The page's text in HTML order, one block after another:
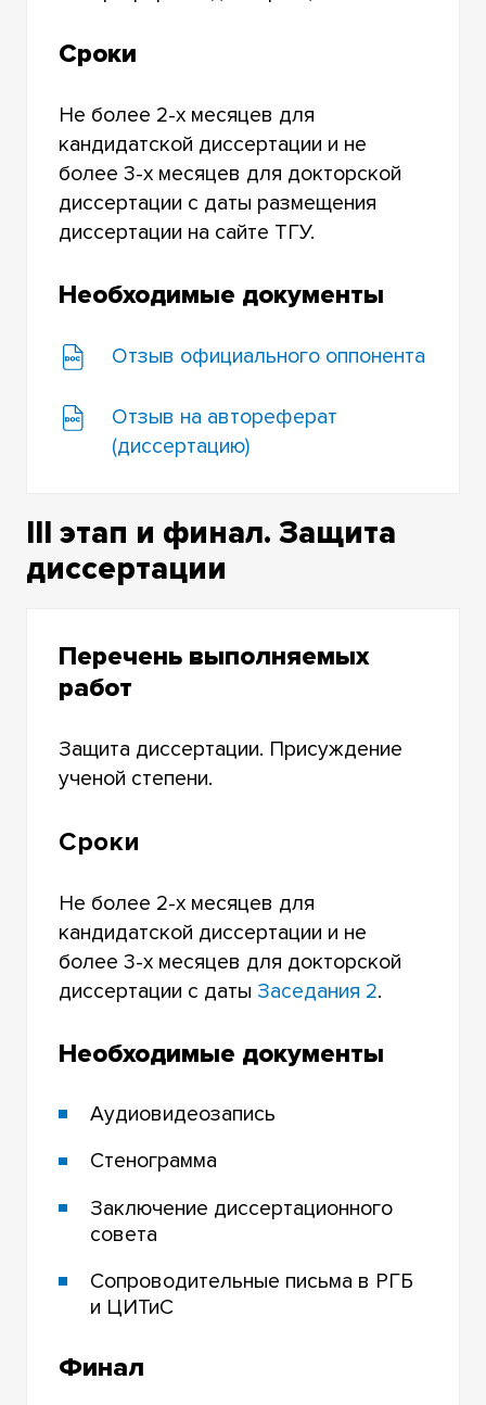
Сроки
Не более 2-х месяцев для
кандидатской диссертации и не
более 3-х месяцев для докторской
диссертации с даты размещения
диссертации на сайте ТГУ.
Необходимые документы
Отзыв официального оппонента
Отзыв на автореферат
(диссертацию)
III этап и финал. Защита
диссертации
Перечень выполняемых
работ
Защита диссертации. Присуждение
ученой степени.
Сроки
Не более 2-х месяцев для
кандидатской диссертации и не
более 3-х месяцев для докторской
диссертации с даты Заседания 2.
Необходимые документы
Аудиовидеозапись
Стенограмма
Заключение диссертационного
совета
Сопроводительные письма в РГБ
и ЦИТиС
Финал